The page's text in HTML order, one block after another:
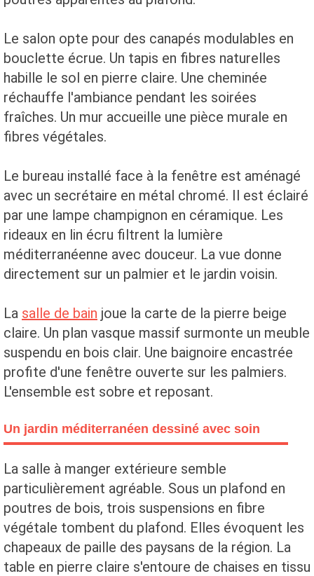
Le salon opte pour des canapés modulables en
bouclette écrue. Un tapis en fibres naturelles
habille le sol en pierre claire. Une cheminée
réchauffe l'ambiance pendant les soirées
fraîches. Un mur accueille une pièce murale en
fibres végétales.
Le bureau installé face à la fenêtre est aménagé
avec un secrétaire en métal chromé. Il est éclairé
par une lampe champignon en céramique. Les
rideaux en lin écru filtrent la lumière
méditerranéenne avec douceur. La vue donne
directement sur un palmier et le jardin voisin.
La salle de bain joue la carte de la pierre beige
claire. Un plan vasque massif surmonte un meuble
suspendu en bois clair. Une baignoire encastrée
profite d'une fenêtre ouverte sur les palmiers.
L'ensemble est sobre et reposant.
Un jardin méditerranéen dessiné avec soin
La salle à manger extérieure semble
particulièrement agréable. Sous un plafond en
poutres de bois, trois suspensions en fibre
végétale tombent du plafond. Elles évoquent les
chapeaux de paille des paysans de la région. La
table en pierre claire s'entoure de chaises en tissu